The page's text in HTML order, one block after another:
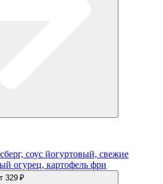
соус йогуртовый, свежие
огурец, картофель фри
329 ₽